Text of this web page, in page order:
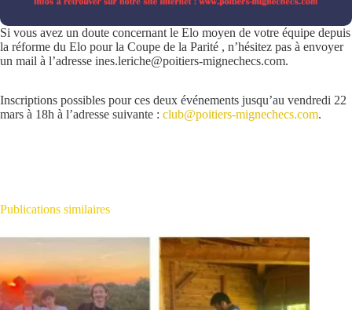
Si vous avez un doute concernant le Elo moyen de votre équipe depuis
la réforme du Elo pour la Coupe de la Parité , n’hésitez pas à envoyer
un mail à l’adresse ines.leriche@poitiers-mignechecs.com.
Inscriptions possibles pour ces deux événements jusqu’au vendredi 22
mars à 18h à l’adresse suivante : club@poitiers-mignechecs.com.
Publications similaires